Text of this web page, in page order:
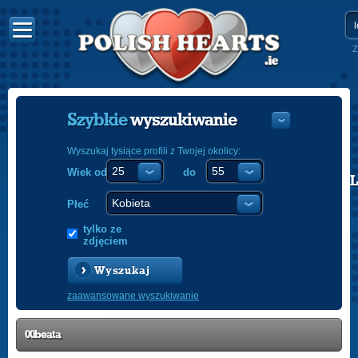
POLISH
Szybkiewyszukiwanie
Wyszukaj tysiące profili z Twojej okolicy:
Wiek od do
Płeć
tylko ze
zdjęciem
Wyszukaj
zaawansowane wyszukiwanie
00beata